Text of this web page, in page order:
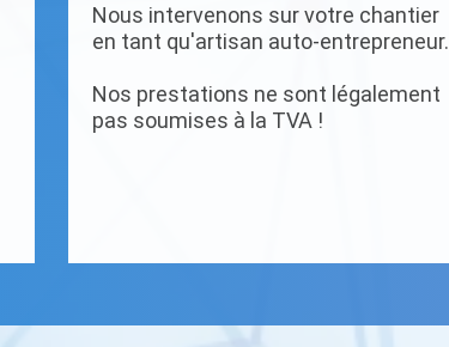
Nous intervenons sur votre chantier
en tant qu'artisan auto-entrepreneur.
Nos prestations ne sont légalement
pas soumises à la TVA !